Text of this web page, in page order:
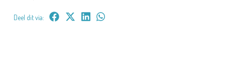
Deel dit via: